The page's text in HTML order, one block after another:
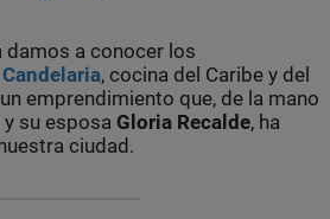
damos a conocer los
Candelaria, cocina del Caribe y del
emprendimiento que, de la mano
y su esposa Gloria Recalde, ha
ciudad.